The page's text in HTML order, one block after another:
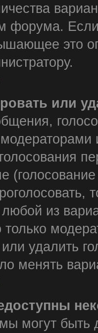
форума.
это
или
любой из
только
или удалить
менять
могут быть